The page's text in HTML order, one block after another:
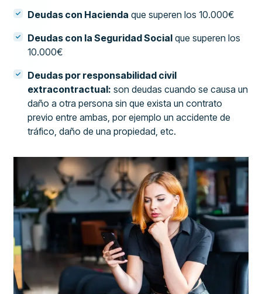
Deudas con Hacienda que superen los 10.000€
Deudas con la Seguridad Social que superen los
10.000€
Deudas por responsabilidad civil
extracontractual: son deudas cuando se causa un
daño a otra persona sin que exista un contrato
previo entre ambas, por ejemplo un accidente de
tráfico, daño de una propiedad, etc.